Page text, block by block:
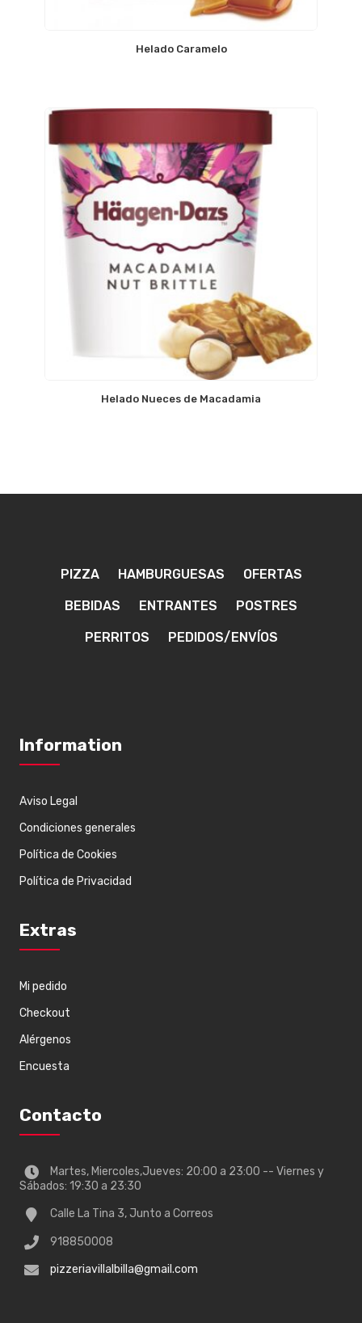
Helado Caramelo
Helado Nueces de Macadamia
PIZZA HAMBURGUESAS OFERTAS
BEBIDAS ENTRANTES POSTRES
PERRITOS PEDIDOS/ENVÍOS
Information
Aviso Legal
Condiciones generales
Política de Cookies
Política de Privacidad
Extras
Mi pedido
Checkout
Alérgenos
Encuesta
Contacto
Martes, Miercoles,Jueves: 20:00 a 23:00 -- Viernes y
Sábados: 19:30 a 23:30
Calle La Tina 3, Junto a Correos
918850008
pizzeriavillalbilla@gmail.com